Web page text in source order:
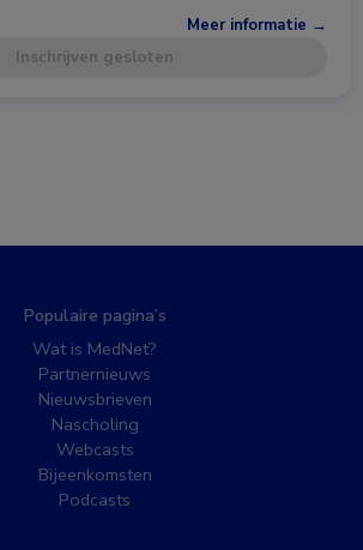
Meer informatie →
Inschrijven gesloten
Populaire pagina’s
Wat is MedNet?
Partnernieuws
Nieuwsbrieven
Nascholing
Webcasts
Bijeenkomsten
Podcasts